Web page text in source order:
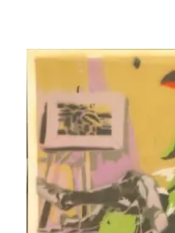
Jean-Pierre Le